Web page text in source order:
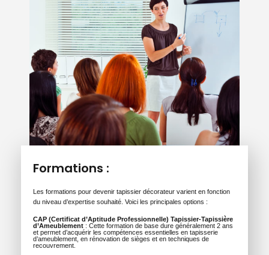
Formations :
Les formations pour devenir tapissier décorateur varient en fonction
du niveau d’expertise souhaité. Voici les principales options :
CAP (Certificat d’Aptitude Professionnelle) Tapissier-Tapissière
d’Ameublement : Cette formation de base dure généralement 2 ans
et permet d’acquérir les compétences essentielles en tapisserie
d’ameublement, en rénovation de sièges et en techniques de
recouvrement.